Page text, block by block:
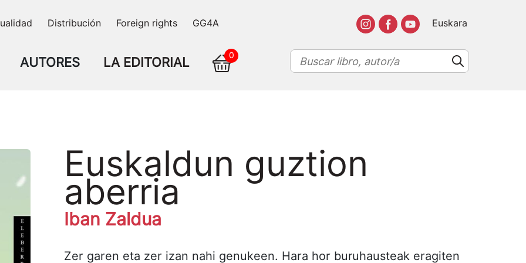
Distribución Foreign rights GG4A Euskara
AUTORES LA EDITORIAL 0
Euskaldun guztion
aberria
Iban Zaldua
Zer garen eta zer izan nahi genukeen. Hara hor buruhausteak eragiten